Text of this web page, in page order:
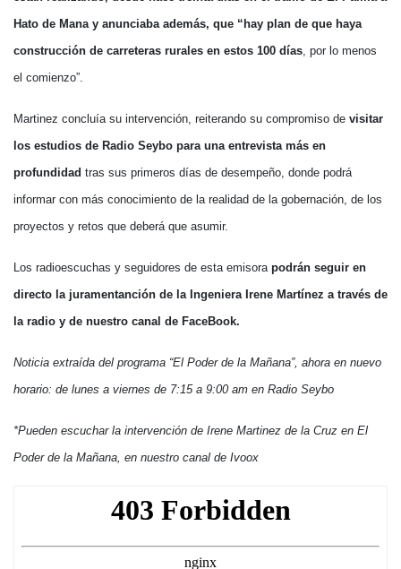
Hato de Mana y anunciaba además, que “hay plan de que haya
construcción de carreteras rurales en estos 100 días , por lo menos
el comienzo”.
Martinez concluía su intervención, reiterando su compromiso de visitar
los estudios de Radio Seybo para una entrevista más en
profundidad tras sus primeros días de desempeño, donde podrá
informar con más conocimiento de la realidad de la gobernación, de los
proyectos y retos que deberá que asumir.
Los radioescuchas y seguidores de esta emisora podrán seguir en
directo la juramentanción de la Ingeniera Irene Martínez a través de
la radio y de nuestro canal de FaceBook.
Noticia extraída del programa “El Poder de la Mañana”, ahora en nuevo
horario: de lunes a viernes de 7:15 a 9:00 am en Radio Seybo
*Pueden escuchar la intervención de Irene Martinez de la Cruz en El
Poder de la Mañana, en nuestro canal de Ivoox